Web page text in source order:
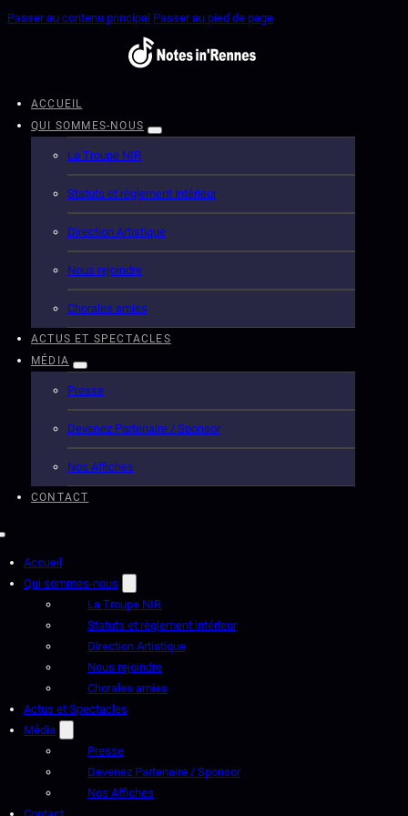
Passer au contenu principal Passer au pied de page
ACCUEIL
QUI SOMMES-NOUS
La Troupe NIR
Statuts et règlement intérieur
Direction Artistique
Nous rejoindre
Chorales amies
ACTUS ET SPECTACLES
MÉDIA
Presse
Devenez Partenaire / Sponsor
Nos Affiches
CONTACT
Accueil
Qui sommes-nous
La Troupe NIR
Statuts et règlement intérieur
Direction Artistique
Nous rejoindre
Chorales amies
Actus et Spectacles
Média
Presse
Devenez Partenaire / Sponsor
Nos Affiches